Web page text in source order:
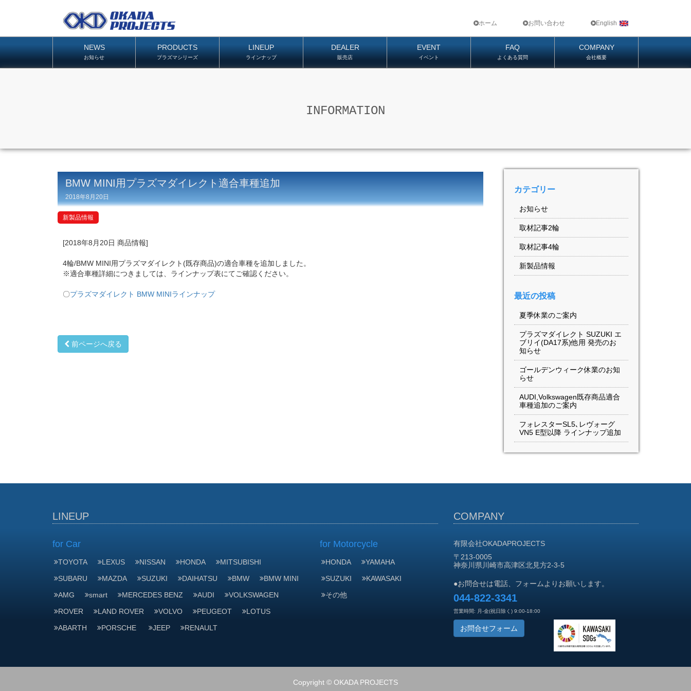
ホーム お問い合わせ English
NEWS
お知らせ
PRODUCTS
プラズマシリーズ
LINEUP
ラインナップ
DEALER
販売店
EVENT
イベント
FAQ
よくある質問
COMPANY
会社概要
INFORMATION
BMW MINI用プラズマダイレクト適合車種追加
2018年8月20日
新製品情報
[2018年8月20日 商品情報]
4輪/BMW MINI用プラズマダイレクト(既存商品)の適合車種を追加しました。
※適合車種詳細につきましては、ラインナップ表にてご確認ください。
〇プラズマダイレクト BMW MINIラインナップ
前ページへ戻る
カテゴリー
お知らせ
取材記事2輪
取材記事4輪
新製品情報
最近の投稿
夏季休業のご案内
プラズマダイレクト SUZUKI エ
ブリイ(DA17系)他用 発売のお
知らせ
ゴールデンウィーク休業のお知
らせ
AUDI,Volkswagen既存商品適合
車種追加のご案内
フォレスターSL5､レヴォーグ
VN5 E型以降 ラインナップ追加
LINEUP
for Car
TOYOTA LEXUS NISSAN HONDA
MITSUBISHI
SUBARU
MAZDA SUZUKI DAIHATSU BMW
BMW MINI
AMG
smart MERCEDES BENZ AUDI
VOLKSWAGEN
ROVER
LAND ROVER VOLVO PEUGEOT
LOTUS
ABARTH
PORSCHE JEEP RENAULT
for Motorcycle
HONDA
YAMAHA
SUZUKI
KAWASAKI
その他
COMPANY
有限会社OKADAPROJECTS
〒213-0005
神奈川県川崎市高津区北見方2-3-5
●お問合せは電話、フォームよりお願いします。
044-822-3341
営業時間: 月-金(祝日除く) 9:00-18:00
お問合せフォーム
Copyright © OKADA PROJECTS